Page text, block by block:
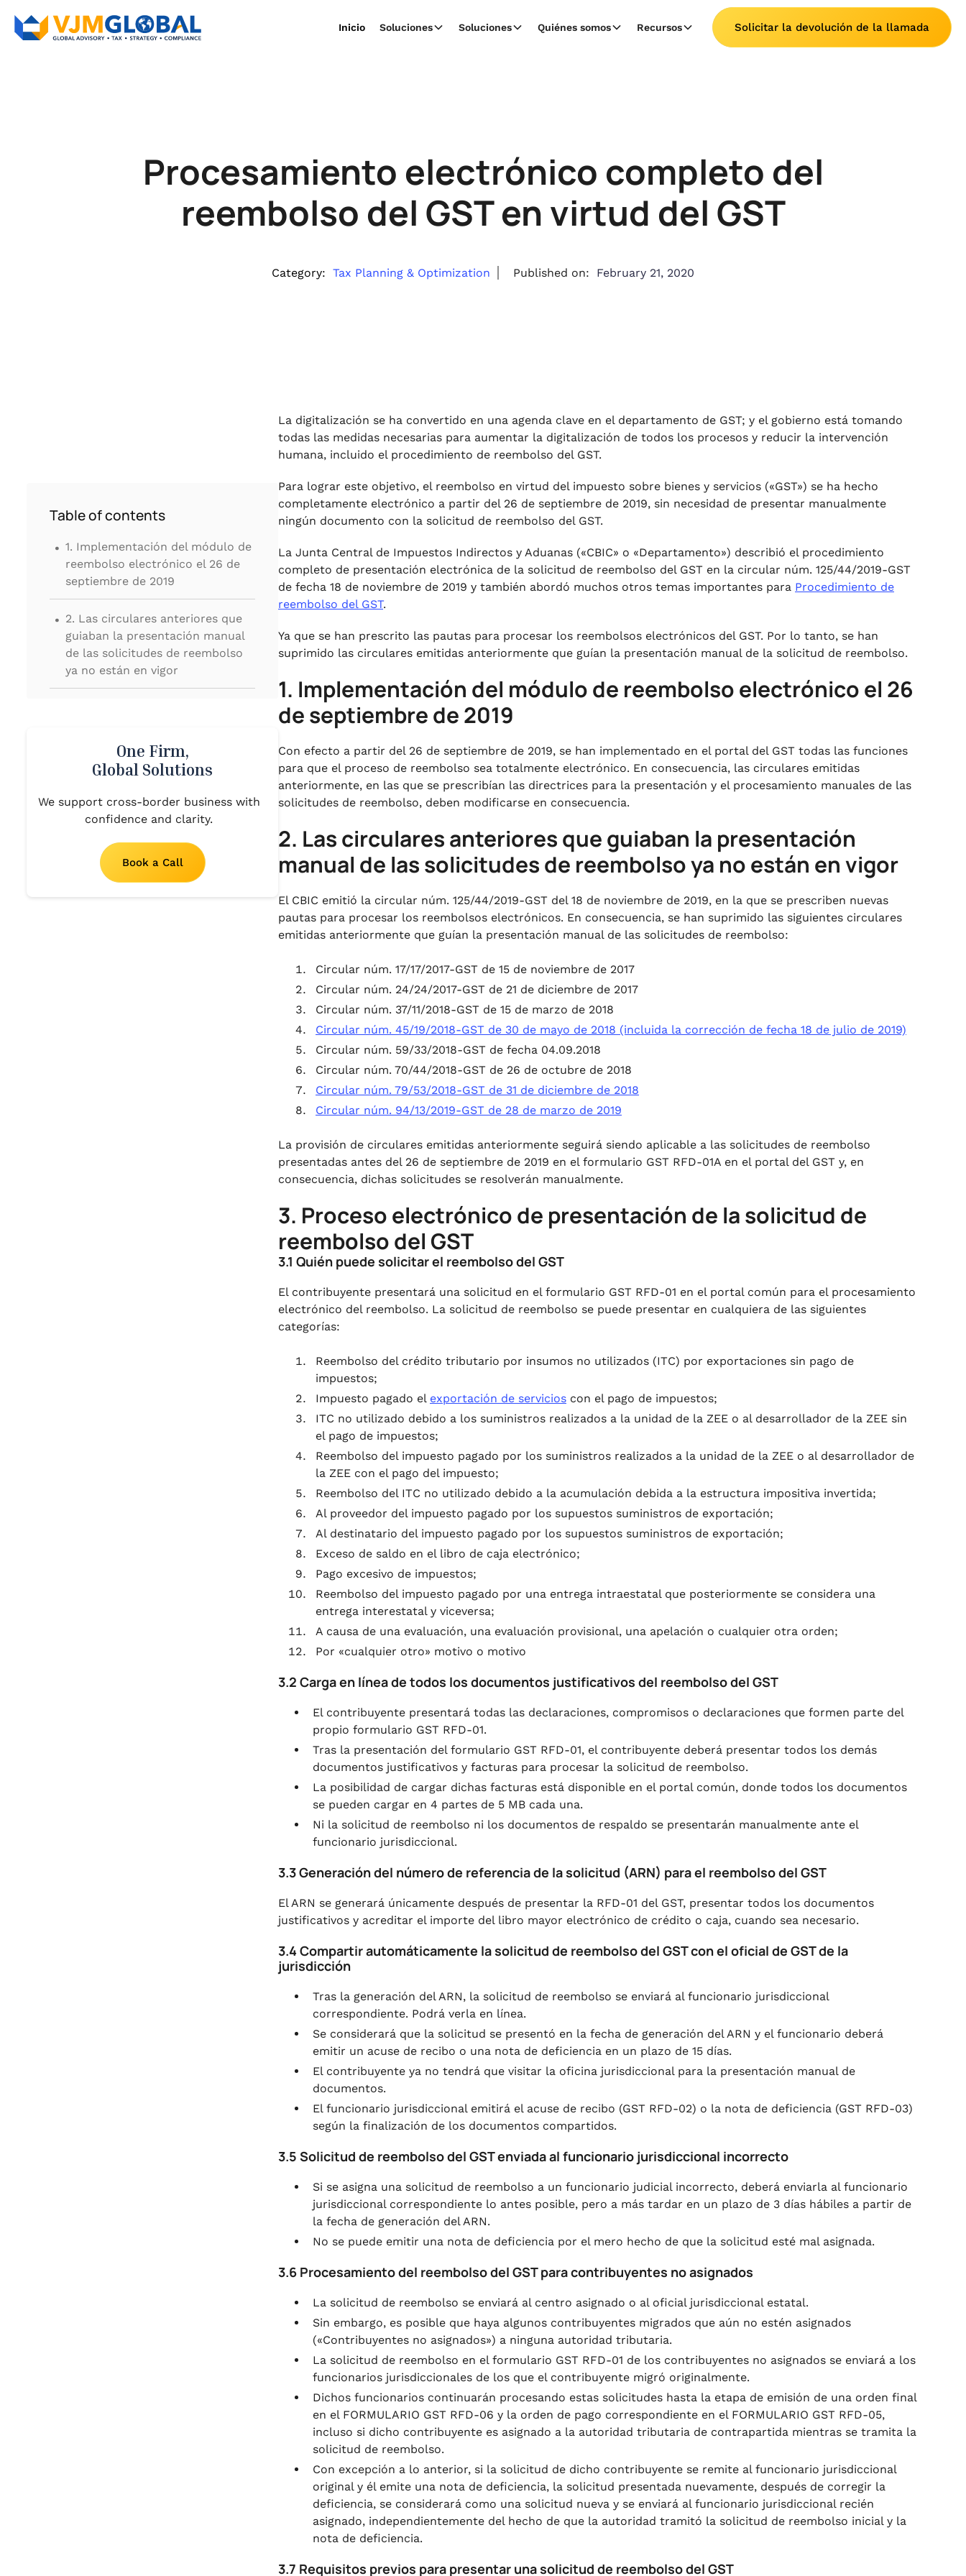
Inicio Soluciones Soluciones Quiénes somos Recursos Solicitar la devolución de la llamada
Procesamiento electrónico completo del
reembolso del GST en virtud del GST
Category: Tax Planning & Optimization Published on: February 21, 2020
Table of contents
. 1. Implementación del módulo de
reembolso electrónico el 26 de
septiembre de 2019
. 2. Las circulares anteriores que
guiaban la presentación manual
de las solicitudes de reembolso
ya no están en vigor
reembolso del GST
4. Aclaraciones sobre la
extensión de la LUT a posteriori a
los suministros con tarifa cero
5. Forma de cálculo del importe
del reembolso del GST
One Firm,
Global Solutions
We support cross-border business with
confidence and clarity.
Book a Call
La digitalización se ha convertido en una agenda clave en el departamento de GST; y el gobierno está tomando
todas las medidas necesarias para aumentar la digitalización de todos los procesos y reducir la intervención
humana, incluido el procedimiento de reembolso del GST.
Para lograr este objetivo, el reembolso en virtud del impuesto sobre bienes y servicios («GST») se ha hecho
completamente electrónico a partir del 26 de septiembre de 2019, sin necesidad de presentar manualmente
ningún documento con la solicitud de reembolso del GST.
La Junta Central de Impuestos Indirectos y Aduanas («CBIC» o «Departamento») describió el procedimiento
completo de presentación electrónica de la solicitud de reembolso del GST en la circular núm. 125/44/2019-GST
de fecha 18 de noviembre de 2019 y también abordó muchos otros temas importantes para Procedimiento de
reembolso del GST.
Ya que se han prescrito las pautas para procesar los reembolsos electrónicos del GST. Por lo tanto, se han
suprimido las circulares emitidas anteriormente que guían la presentación manual de la solicitud de reembolso.
1. Implementación del módulo de reembolso electrónico el 26
de septiembre de 2019
Con efecto a partir del 26 de septiembre de 2019, se han implementado en el portal del GST todas las funciones
para que el proceso de reembolso sea totalmente electrónico. En consecuencia, las circulares emitidas
anteriormente, en las que se prescribían las directrices para la presentación y el procesamiento manuales de las
solicitudes de reembolso, deben modificarse en consecuencia.
2. Las circulares anteriores que guiaban la presentación
manual de las solicitudes de reembolso ya no están en vigor
El CBIC emitió la circular núm. 125/44/2019-GST del 18 de noviembre de 2019, en la que se prescriben nuevas
pautas para procesar los reembolsos electrónicos. En consecuencia, se han suprimido las siguientes circulares
emitidas anteriormente que guían la presentación manual de las solicitudes de reembolso:
Circular núm. 17/17/2017-GST de 15 de noviembre de 2017
Circular núm. 24/24/2017-GST de 21 de diciembre de 2017
Circular núm. 37/11/2018-GST de 15 de marzo de 2018
Circular núm. 45/19/2018-GST de 30 de mayo de 2018 (incluida la corrección de fecha 18 de julio de 2019)
Circular núm. 59/33/2018-GST de fecha 04.09.2018
Circular núm. 70/44/2018-GST de 26 de octubre de 2018
Circular núm. 79/53/2018-GST de 31 de diciembre de 2018
Circular núm. 94/13/2019-GST de 28 de marzo de 2019
La provisión de circulares emitidas anteriormente seguirá siendo aplicable a las solicitudes de reembolso
presentadas antes del 26 de septiembre de 2019 en el formulario GST RFD-01A en el portal del GST y, en
consecuencia, dichas solicitudes se resolverán manualmente.
3. Proceso electrónico de presentación de la solicitud de
reembolso del GST
3.1 Quién puede solicitar el reembolso del GST
El contribuyente presentará una solicitud en el formulario GST RFD-01 en el portal común para el procesamiento
electrónico del reembolso. La solicitud de reembolso se puede presentar en cualquiera de las siguientes
categorías:
Reembolso del crédito tributario por insumos no utilizados (ITC) por exportaciones sin pago de
impuestos;
Impuesto pagado el exportación de servicios con el pago de impuestos;
ITC no utilizado debido a los suministros realizados a la unidad de la ZEE o al desarrollador de la ZEE sin
el pago de impuestos;
Reembolso del impuesto pagado por los suministros realizados a la unidad de la ZEE o al desarrollador de
la ZEE con el pago del impuesto;
Reembolso del ITC no utilizado debido a la acumulación debida a la estructura impositiva invertida;
Al proveedor del impuesto pagado por los supuestos suministros de exportación;
Al destinatario del impuesto pagado por los supuestos suministros de exportación;
Exceso de saldo en el libro de caja electrónico;
Pago excesivo de impuestos;
Reembolso del impuesto pagado por una entrega intraestatal que posteriormente se considera una
entrega interestatal y viceversa;
A causa de una evaluación, una evaluación provisional, una apelación o cualquier otra orden;
Por «cualquier otro» motivo o motivo
3.2 Carga en línea de todos los documentos justificativos del reembolso del GST
El contribuyente presentará todas las declaraciones, compromisos o declaraciones que formen parte del
propio formulario GST RFD-01.
Tras la presentación del formulario GST RFD-01, el contribuyente deberá presentar todos los demás
documentos justificativos y facturas para procesar la solicitud de reembolso.
La posibilidad de cargar dichas facturas está disponible en el portal común, donde todos los documentos
se pueden cargar en 4 partes de 5 MB cada una.
Ni la solicitud de reembolso ni los documentos de respaldo se presentarán manualmente ante el
funcionario jurisdiccional.
3.3 Generación del número de referencia de la solicitud (ARN) para el reembolso del GST
El ARN se generará únicamente después de presentar la RFD-01 del GST, presentar todos los documentos
justificativos y acreditar el importe del libro mayor electrónico de crédito o caja, cuando sea necesario.
3.4 Compartir automáticamente la solicitud de reembolso del GST con el oficial de GST de la
jurisdicción
Tras la generación del ARN, la solicitud de reembolso se enviará al funcionario jurisdiccional
correspondiente. Podrá verla en línea.
Se considerará que la solicitud se presentó en la fecha de generación del ARN y el funcionario deberá
emitir un acuse de recibo o una nota de deficiencia en un plazo de 15 días.
El contribuyente ya no tendrá que visitar la oficina jurisdiccional para la presentación manual de
documentos.
El funcionario jurisdiccional emitirá el acuse de recibo (GST RFD-02) o la nota de deficiencia (GST RFD-03)
según la finalización de los documentos compartidos.
3.5 Solicitud de reembolso del GST enviada al funcionario jurisdiccional incorrecto
Si se asigna una solicitud de reembolso a un funcionario judicial incorrecto, deberá enviarla al funcionario
jurisdiccional correspondiente lo antes posible, pero a más tardar en un plazo de 3 días hábiles a partir de
la fecha de generación del ARN.
No se puede emitir una nota de deficiencia por el mero hecho de que la solicitud esté mal asignada.
3.6 Procesamiento del reembolso del GST para contribuyentes no asignados
La solicitud de reembolso se enviará al centro asignado o al oficial jurisdiccional estatal.
Sin embargo, es posible que haya algunos contribuyentes migrados que aún no estén asignados
(«Contribuyentes no asignados») a ninguna autoridad tributaria.
La solicitud de reembolso en el formulario GST RFD-01 de los contribuyentes no asignados se enviará a los
funcionarios jurisdiccionales de los que el contribuyente migró originalmente.
Dichos funcionarios continuarán procesando estas solicitudes hasta la etapa de emisión de una orden final
en el FORMULARIO GST RFD-06 y la orden de pago correspondiente en el FORMULARIO GST RFD-05,
incluso si dicho contribuyente es asignado a la autoridad tributaria de contrapartida mientras se tramita la
solicitud de reembolso.
Con excepción a lo anterior, si la solicitud de dicho contribuyente se remite al funcionario jurisdiccional
original y él emite una nota de deficiencia, la solicitud presentada nuevamente, después de corregir la
deficiencia, se considerará como una solicitud nueva y se enviará al funcionario jurisdiccional recién
asignado, independientemente del hecho de que la autoridad tramitó la solicitud de reembolso inicial y la
nota de deficiencia.
3.7 Requisitos previos para presentar una solicitud de reembolso del GST